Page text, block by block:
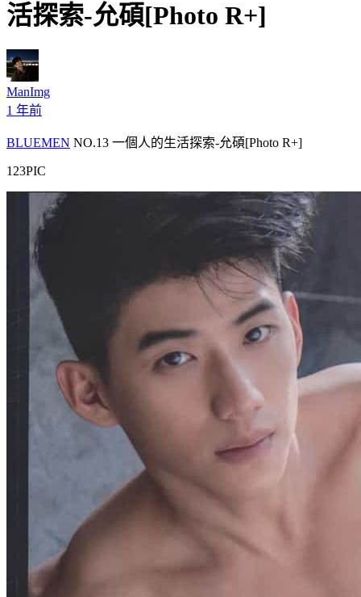
活探索-允碩[Photo R+]
ManImg
1 年前
BLUEMEN NO.13 一個人的生活探索-允碩[Photo R+]
123PIC